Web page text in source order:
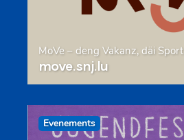
MoVe – deng Vakanz, däi Sport
move.snj.lu
Evenements